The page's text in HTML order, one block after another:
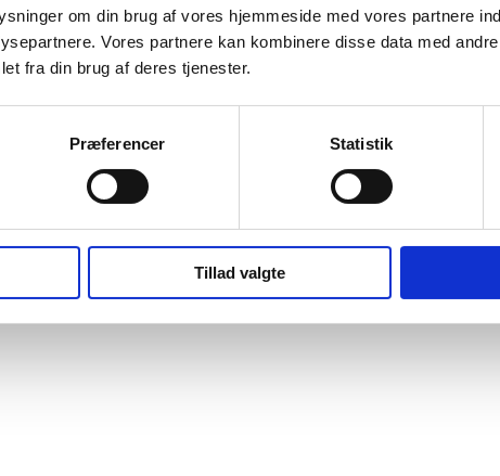
om din brug af vores hjemmeside med vores partnere
Vores partnere kan kombinere disse data med
fra din brug af deres tjenester.
Præferencer Statistik
Tillad valgte